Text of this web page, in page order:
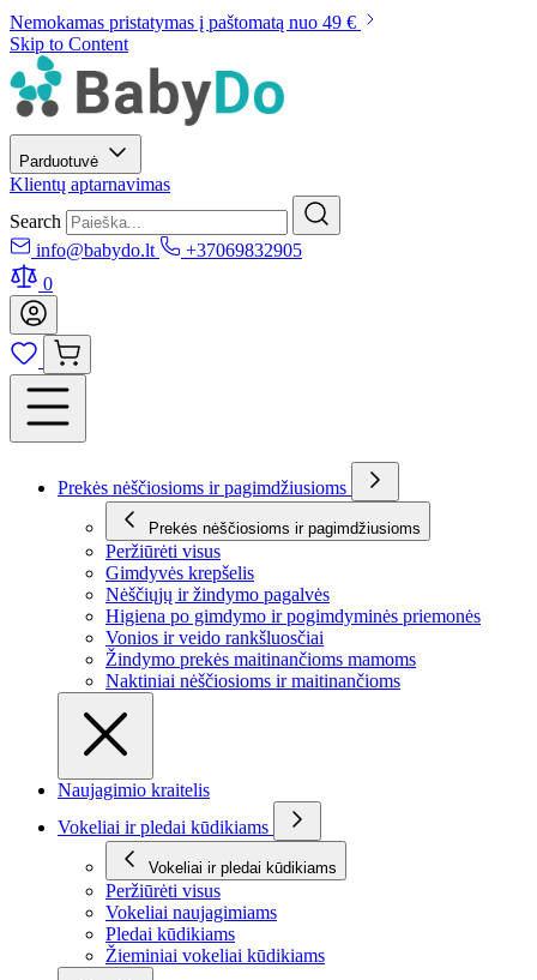
Nemokamas pristatymas į paštomatą nuo 49 €
Skip to Content
Parduotuvė
Klientų aptarnavimas
Search
info@babydo.lt
+37069832905
0
Prekės nėščiosioms ir pagimdžiusioms
Prekės nėščiosioms ir pagimdžiusioms
Peržiūrėti visus
Gimdyvės krepšelis
Nėščiųjų ir žindymo pagalvės
Higiena po gimdymo ir pogimdyminės priemonės
Vonios ir veido rankšluosčiai
Žindymo prekės maitinančioms mamoms
Naktiniai nėščiosioms ir maitinančioms
Naujagimio kraitelis
Vokeliai ir pledai kūdikiams
Vokeliai ir pledai kūdikiams
Peržiūrėti visus
Vokeliai naujagimiams
Pledai kūdikiams
Žieminiai vokeliai kūdikiams